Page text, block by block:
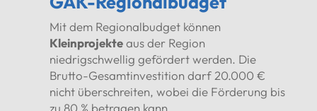
Mit dem Regionalbudget können
Kleinprojekteaus der Region
niedrigschwellig gefördert werden. Die
Brutto-Gesamtinvestition darf 20.000 €
nicht überschreiten, wobei die Förderung bis
zu 80 % betragen kann.